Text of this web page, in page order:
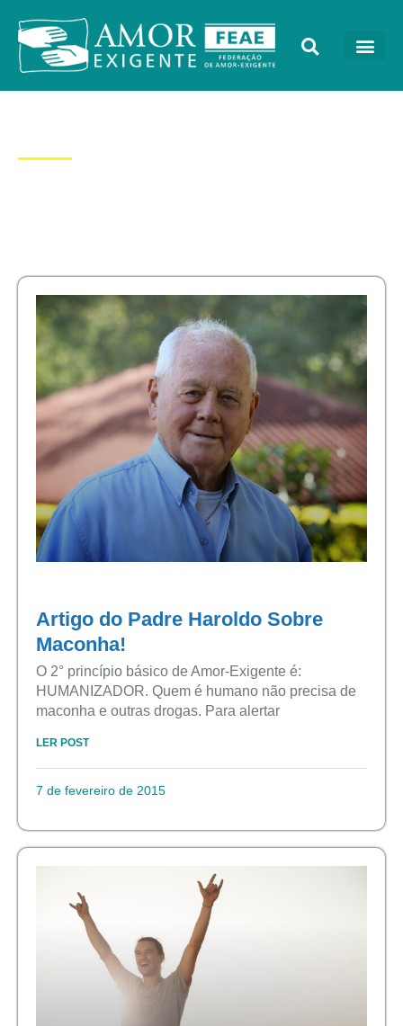
Artigo do Padre Haroldo Sobre
Maconha!
O 2° princípio básico de Amor-Exigente é:
HUMANIZADOR. Quem é humano não precisa de
maconha e outras drogas. Para alertar
LER POST
7 de fevereiro de 2015